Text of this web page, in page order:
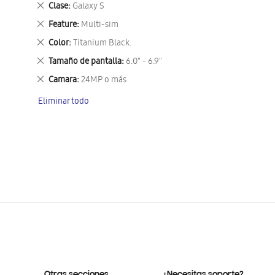
Clase Galaxy S
Eliminar
este
artículo
Feature Multi-sim
Eliminar
este
artículo
Color Titanium Black.
Eliminar
este
artículo
Tamaño de pantalla 6.0" - 6.9"
Eliminar
este
artículo
Camara 24MP o más
Eliminar
artículo
Eliminar todo